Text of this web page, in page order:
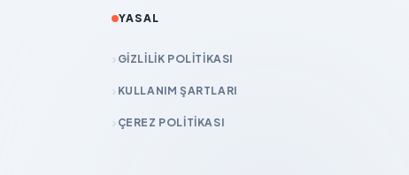
YASAL
GIZLILIK POLITIKASI
KULLANIM ŞARTLARI
ÇEREZ POLITIKASI